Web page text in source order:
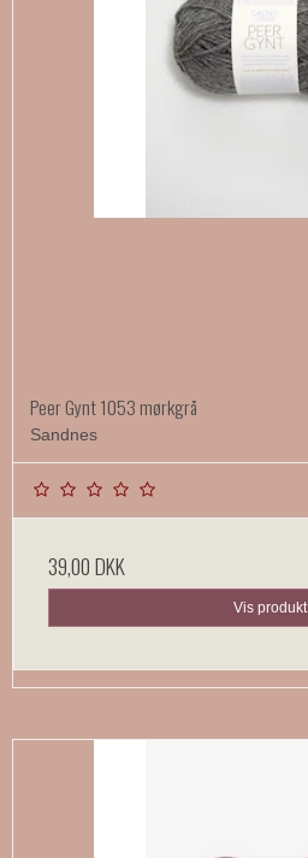
Peer Gynt 1053 mørkgrå
Sandnes
39,00 DKK
Vis produkt